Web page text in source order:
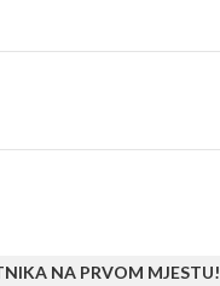
NA PRVOM MJESTU!